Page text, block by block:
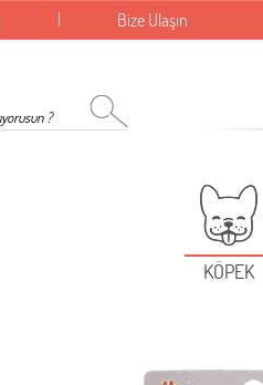
Bize Ulaşın
KÖPEK